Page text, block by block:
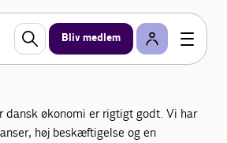
Bliv medlem
plan
præsenterer vi konkrete politiske
Danmark ind i en bedre
dag.
dansk økonomi er rigtigt godt. Vi har
høj beskæftigelse og en